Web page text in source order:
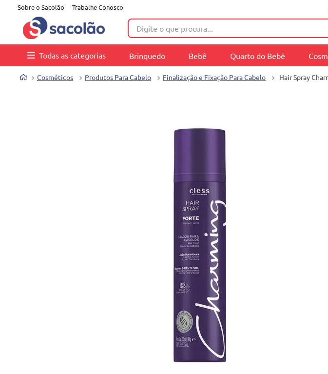
Sobre o Sacolão Trabalhe Conosco
Digite o que procura...
Todas as categorias Brinquedo Bebê Quarto do Bebê
Cosméticos Produtos Para Cabelo Finalização e Fixação Para Cabelo Hair Spray